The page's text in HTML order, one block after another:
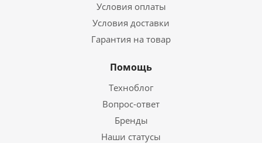
Условия оплаты
Условия доставки
Гарантия на товар
Помощь
Техноблог
Вопрос-ответ
Бренды
Наши статусы